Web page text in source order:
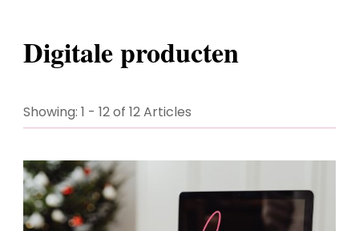
Digitale producten
Showing: 1 - 12 of 12 Articles